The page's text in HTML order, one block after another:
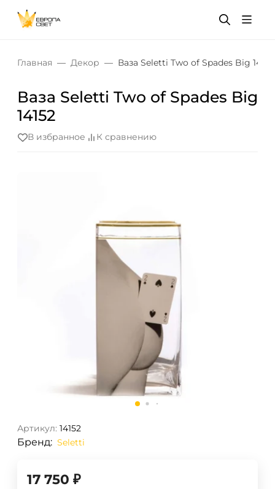
Главная Декор Ваза Seletti Two of Spades Big 14152
Ваза Seletti Two of Spades Big
14152
В избранное К сравнению
Артикул: 14152
Бренд: Seletti
17 750 ₽